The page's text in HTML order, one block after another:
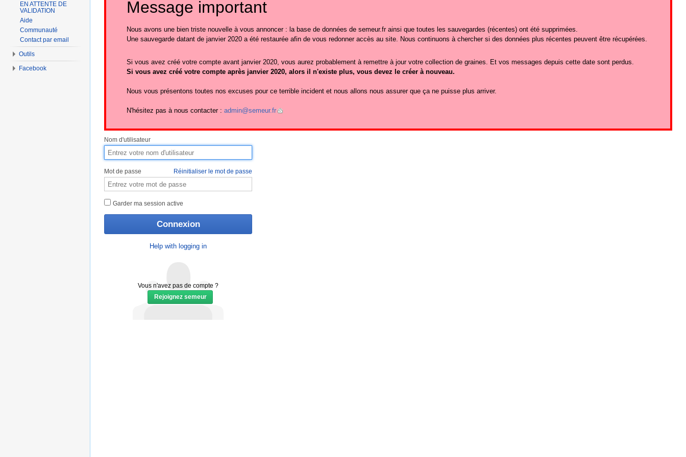
Message important
Nous avons une bien triste nouvelle à vous annoncer : la base de données de semeur.fr ainsi que toutes les sauvegardes (récentes) ont été supprimées.
Une sauvegarde datant de janvier 2020 a été restaurée afin de vous redonner accès au site. Nous continuons à chercher si des données plus récentes peuvent être récupérées.
Si vous avez créé votre compte avant janvier 2020, vous aurez probablement à remettre à jour votre collection de graines. Et vos messages depuis cette date sont perdus.
Si vous avez créé votre compte après janvier 2020, alors il n'existe plus, vous devez le créer à nouveau.
Nous vous présentons toutes nos excuses pour ce terrible incident et nous allons nous assurer que ça ne puisse plus arriver.
N'hésitez pas à nous contacter : admin@semeur.fr
Nom d'utilisateur
Mot de passe Réinitialiser le mot de passe
Garder ma session active
Help with logging in
Vous n'avez pas de compte ?
Rejoignez semeur
EN ATTENTE DE
VALIDATION
Aide
Communauté
Contact par email
Outils
Facebook